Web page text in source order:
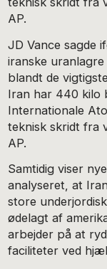
AP.
JD Vance sagde
iranske
blandt de
Iran har 440 kilo
Internationale
teknisk skridt fra
AP.
Samtidig viser
analyseret, at
store
ødelagt af
arbejder på at
faciliteter ved